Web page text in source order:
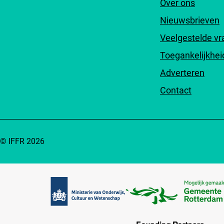
Over ons
Nieuwsbrieven
Veelgestelde
Adverteren
Contact
© IFFR 2026